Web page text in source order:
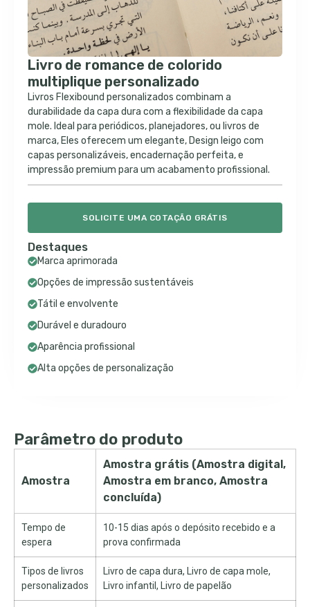
Livro de romance de colorido
multiplique personalizado
Livros Flexibound personalizados combinam a
durabilidade da capa dura com a flexibilidade da capa
mole. Ideal para periódicos, planejadores, ou livros de
marca, Eles oferecem um elegante, Design leigo com
capas personalizáveis, encadernação perfeita, e
impressão premium para um acabamento profissional.
SOLICITE UMA COTAÇÃO GRÁTIS
Destaques
Marca aprimorada
Opções de impressão sustentáveis
Tátil e envolvente
Durável e duradouro
Aparência profissional
Alta opções de personalização
Parâmetro do produto
Amostra
Amostra grátis (Amostra digital,
Amostra em branco, Amostra
concluída)
Tempo de
espera
10-15 dias após o depósito recebido e a
prova confirmada
Tipos de livros
personalizados
Livro de capa dura, Livro de capa mole,
Livro infantil, Livro de papelão